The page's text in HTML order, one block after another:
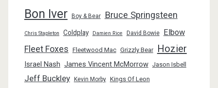
Bon Iver Boy & Bear Bruce Springsteen
Chris Stapleton Coldplay Damien Rice David Bowie Elbow
Fleet Foxes Fleetwood Mac Grizzly Bear Hozier
Israel Nash James Vincent McMorrow Jason Isbell
Jeff Buckley Kevin Morby Kings Of Leon